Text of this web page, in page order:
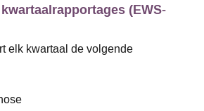
(EWS-
elk kwartaal de volgende